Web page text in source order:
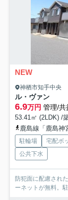
NEW
神栖市知手中央
ル・ヴァン
6.9万円 管理/共
53.41㎡ (2LDK) /
鹿島線「鹿島神
駐輪場 宅配ボ
公共下水
防犯面に配慮され
ーネットが無料。